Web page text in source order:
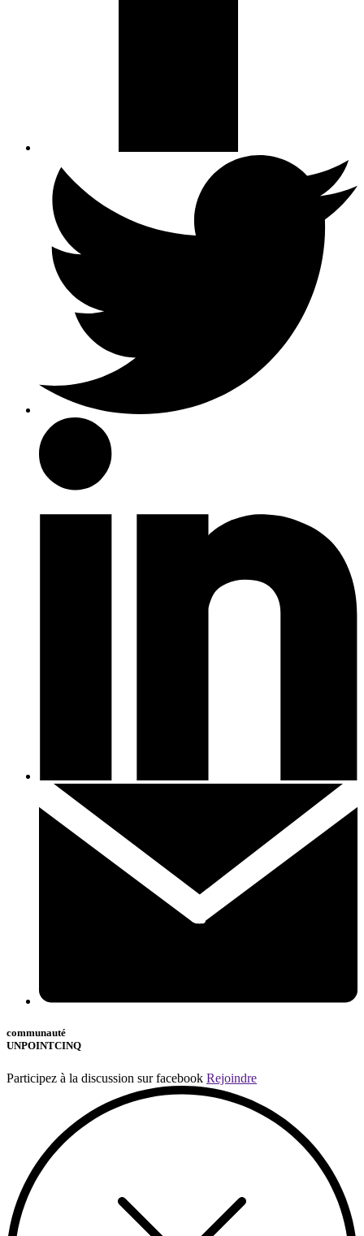
communauté
UNPOINTCINQ
Participez à la discussion sur facebook Rejoindre